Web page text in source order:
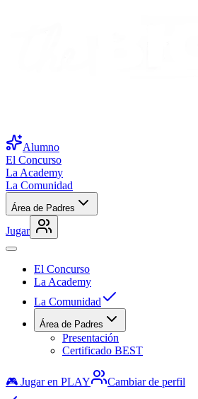
Alumno
El Concurso
La Academy
La Comunidad
Área de Padres
Jugar
El Concurso
La Academy
La Comunidad
Área de Padres
Presentación
Certificado BEST
🎮 Jugar en PLAY
Cambiar de perfil